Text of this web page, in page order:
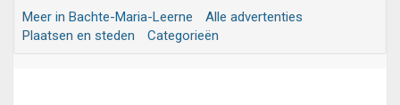
Meer in Bachte-Maria-Leerne
Alle advertenties
Plaatsen en steden
Categorieën